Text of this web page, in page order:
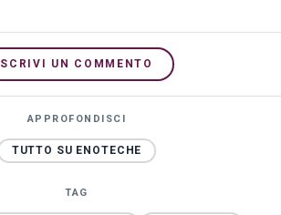
SCRIVI UN COMMENTO
APPROFONDISCI
TUTTO SU ENOTECHE
TAG